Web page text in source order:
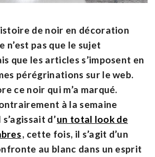
de noir en décoration
n’est pas que le sujet
que les articles s’imposent en
pérégrinations sur le web.
ce noir qui m’a marqué.
à la semaine
d’un total look de
, cette fois, il s’agit d’un
au blanc dans un esprit